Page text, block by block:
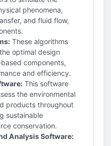
phenomena,
and fluid flow,
These algorithms
optimal design
components,
and efficiency.
This software
the environmental
products throughout
sustainable
conservation.
Analysis Software: